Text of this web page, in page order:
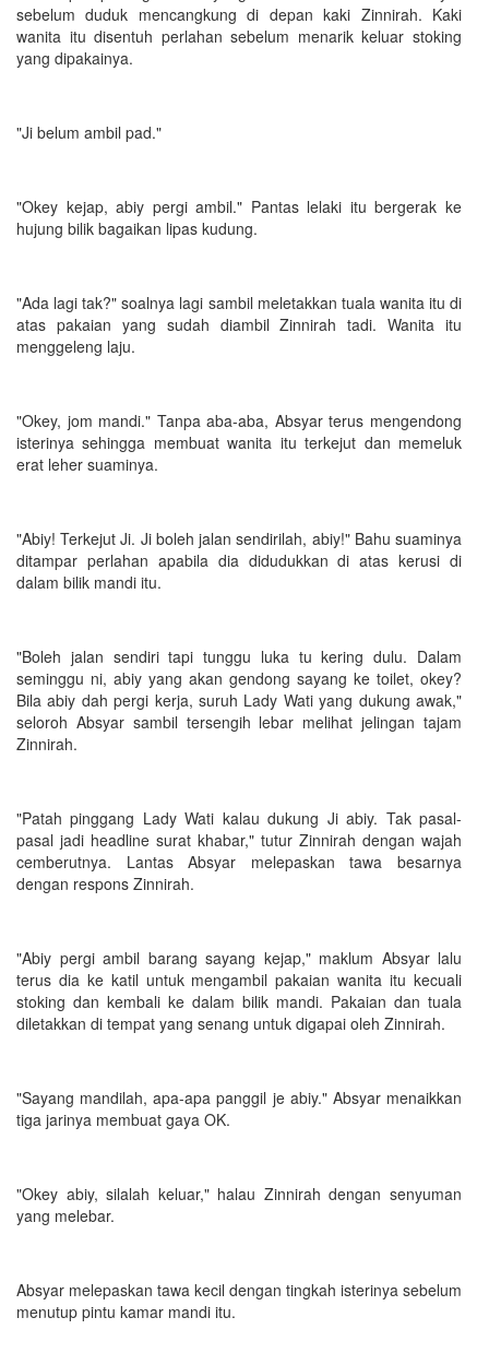
sebelum duduk mencangkung di depan kaki Zinnirah. Kaki
wanita itu disentuh perlahan sebelum menarik keluar stoking
yang dipakainya.
"Ji belum ambil pad."
"Okey kejap, abiy pergi ambil." Pantas lelaki itu bergerak ke
hujung bilik bagaikan lipas kudung.
"Ada lagi tak?" soalnya lagi sambil meletakkan tuala wanita itu di
atas pakaian yang sudah diambil Zinnirah tadi. Wanita itu
menggeleng laju.
"Okey, jom mandi." Tanpa aba-aba, Absyar terus mengendong
isterinya sehingga membuat wanita itu terkejut dan memeluk
erat leher suaminya.
"Abiy! Terkejut Ji. Ji boleh jalan sendirilah, abiy!" Bahu suaminya
ditampar perlahan apabila dia didudukkan di atas kerusi di
dalam bilik mandi itu.
"Boleh jalan sendiri tapi tunggu luka tu kering dulu. Dalam
seminggu ni, abiy yang akan gendong sayang ke toilet, okey?
Bila abiy dah pergi kerja, suruh Lady Wati yang dukung awak,"
seloroh Absyar sambil tersengih lebar melihat jelingan tajam
Zinnirah.
"Patah pinggang Lady Wati kalau dukung Ji abiy. Tak pasal-
pasal jadi headline surat khabar," tutur Zinnirah dengan wajah
cemberutnya. Lantas Absyar melepaskan tawa besarnya
dengan respons Zinnirah.
"Abiy pergi ambil barang sayang kejap," maklum Absyar lalu
terus dia ke katil untuk mengambil pakaian wanita itu kecuali
stoking dan kembali ke dalam bilik mandi. Pakaian dan tuala
diletakkan di tempat yang senang untuk digapai oleh Zinnirah.
"Sayang mandilah, apa-apa panggil je abiy." Absyar menaikkan
tiga jarinya membuat gaya OK.
"Okey abiy, silalah keluar," halau Zinnirah dengan senyuman
yang melebar.
Absyar melepaskan tawa kecil dengan tingkah isterinya sebelum
menutup pintu kamar mandi itu.